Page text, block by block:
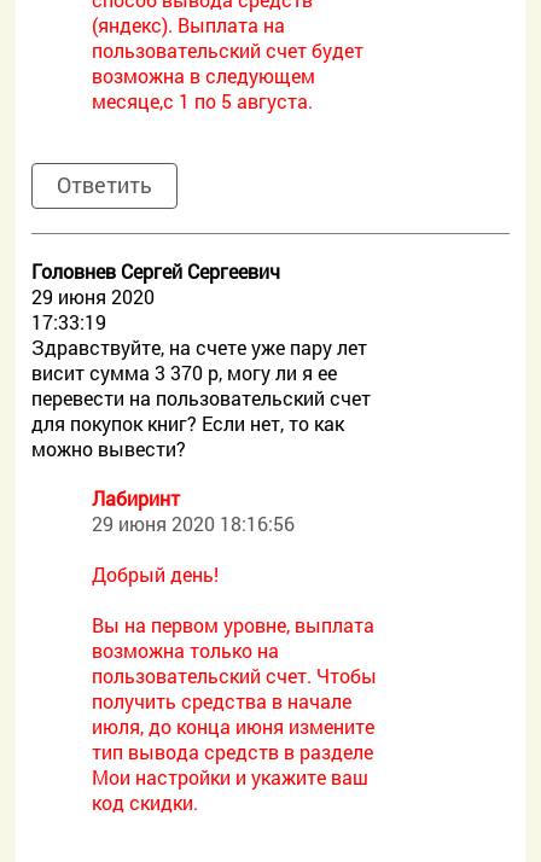
(яндекс). Выплата на
пользовательский счет будет
возможна в следующем
месяце,с 1 по 5 августа.
Ответить
Головнев Сергей Сергеевич
29 июня 2020
17:33:19
Здравствуйте, на счете уже пару лет
висит сумма 3 370 р, могу ли я ее
перевести на пользовательский счет
для покупок книг? Если нет, то как
можно вывести?
Лабиринт
29 июня 2020 18:16:56
Добрый день!
Вы на первом уровне, выплата
возможна только на
пользовательский счет. Чтобы
получить средства в начале
июля, до конца июня измените
тип вывода средств в разделе
Мои настройки и укажите ваш
код скидки.